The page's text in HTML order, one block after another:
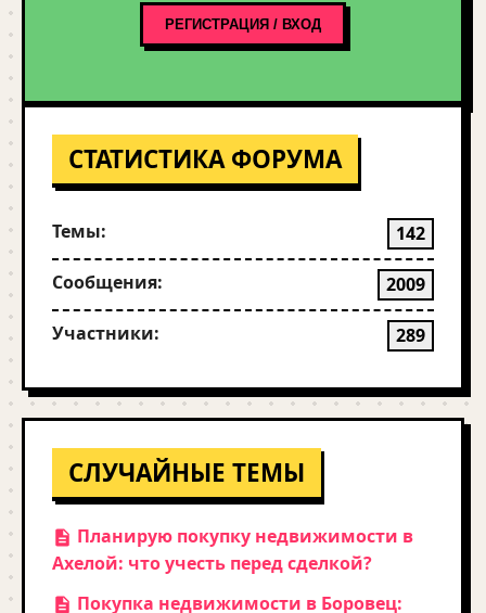
РЕГИСТРАЦИЯ / ВХОД
СТАТИСТИКА ФОРУМА
Темы: 142
Сообщения: 2009
Участники: 289
СЛУЧАЙНЫЕ ТЕМЫ
Планирую покупку недвижимости в
Ахелой: что учесть перед сделкой?
Покупка недвижимости в Боровец: